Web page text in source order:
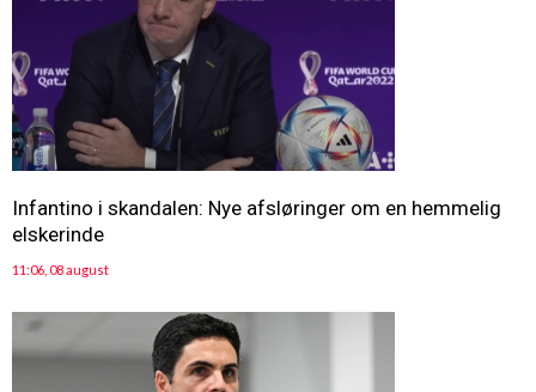
Infantino i skandalen: Nye afsløringer om en hemmelig
elskerinde
11:06, 08 august